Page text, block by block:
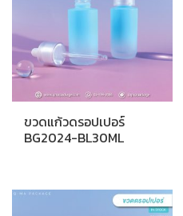
ขวดแก้วดรอปเปอร์
BG2024-BL30ML